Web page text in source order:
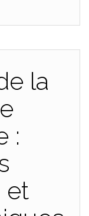
la
:
et